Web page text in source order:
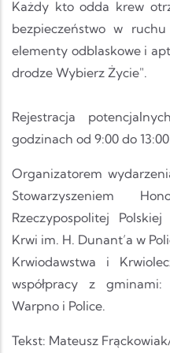
Każdy kto odda krew
bezpieczeństwo w
elementy odblaskowe i
drodze Wybierz Życie".
Rejestracja
godzinach od 9:00 do 13:00.
Organizatorem
Stowarzyszeniem
Rzeczypospolitej
Krwi im. H. Dunant’a w
Krwiodawstwa i
współpracy z gminami:
Warpno i Police.
Tekst: Mateusz